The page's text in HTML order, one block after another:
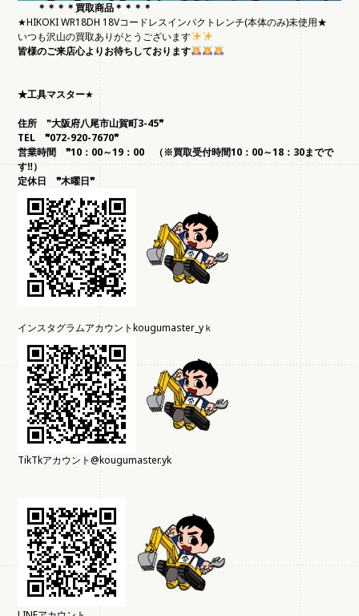
＊＊＊＊買取商品＊＊＊＊
★HIKOKI WR18DH 18Vコードレスインパクトレンチ(本体のみ)未使用★
いつも沢山の買取ありがとうございます
皆様のご来店心よりお待ちしております
★工具マスター★
住所❞大阪府八尾市山賀町3-45❞
TEL ❞072-920-7670❞
営業時間 ❞10：00～19：00 （※買取受付時間10：00～18：30までで
す‼）
定休日 ❞木曜日❞
インスタグラムアカウントkougumaster_yｋ
TikTkアカウント@kougumaster.yk